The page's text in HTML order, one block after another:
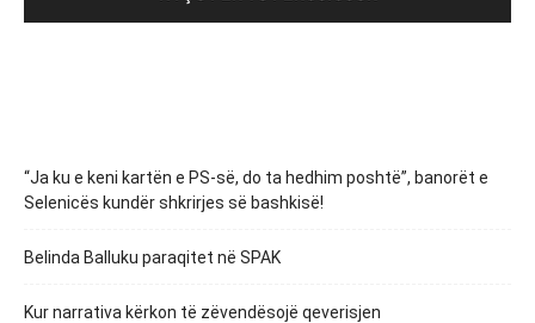
“Ja ku e keni kartën e PS-së, do ta hedhim poshtë”, banorët e
Selenicës kundër shkrirjes së bashkisë!
Belinda Balluku paraqitet në SPAK
Kur narrativa kërkon të zëvendësojë qeverisjen